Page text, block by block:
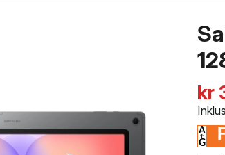
kr